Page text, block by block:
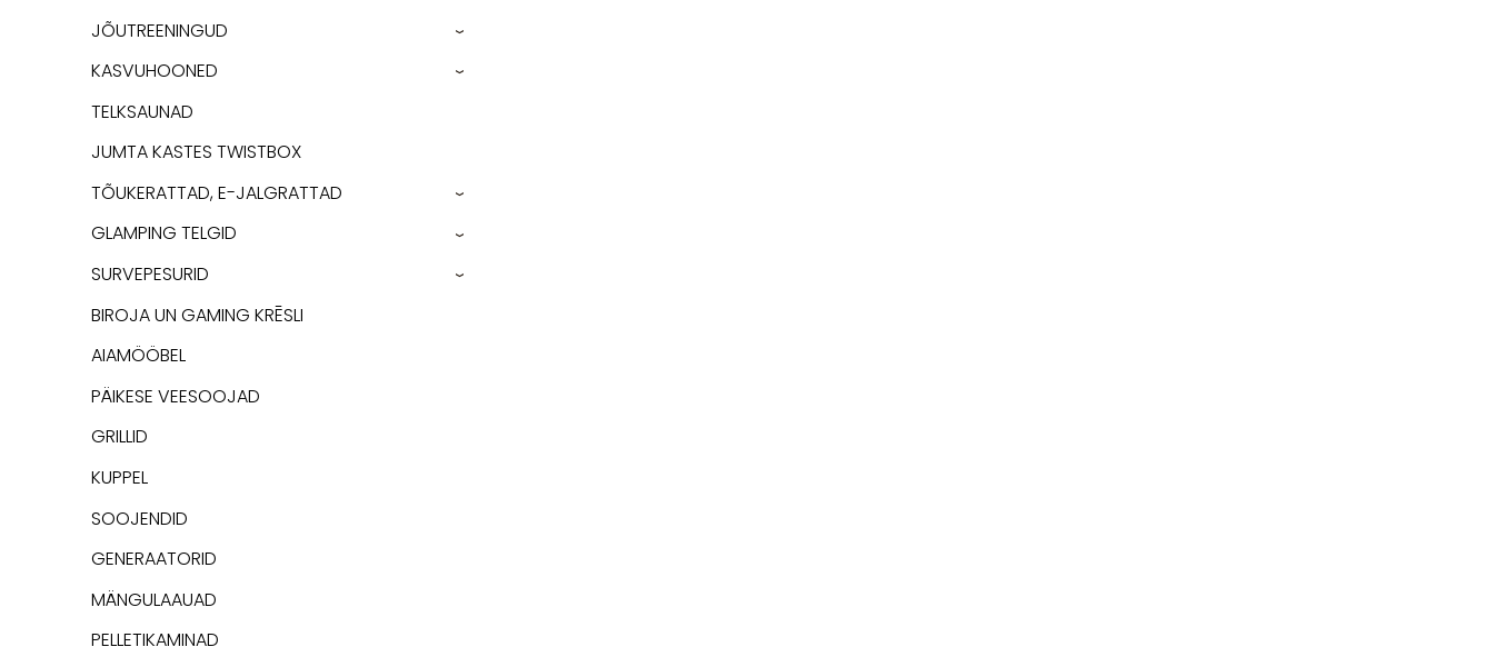
JÕUTREENINGUD
›
KASVUHOONED ›
TELKSAUNAD
JUMTA KASTES TWISTBOX
TÕUKERATTAD, E-JALGRATTAD
›
GLAMPING TELGID ›
SURVEPESURID ›
BIROJA UN GAMING KRĒSLI
AIAMÖÖBEL
PÄIKESE VEESOOJAD
GRILLID
KUPPEL
SOOJENDID
GENERAATORID
MÄNGULAAUAD
PELLETIKAMINAD